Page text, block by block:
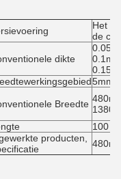
Het
de
dikte
Breedte
100
producten,